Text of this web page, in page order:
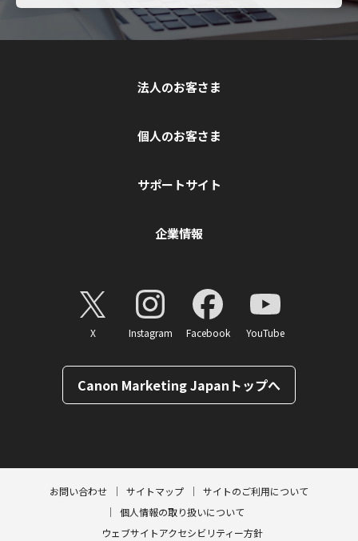
法人のお客さま
個人のお客さま
サポートサイト
企業情報
X Instagram Facebook YouTube
Canon Marketing Japanトップへ
お問い合わせ サイトマップ
サイトのご利用について
個人情報の取り扱いについて
ウェブサイトアクセシビリティー方針